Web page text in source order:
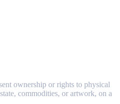
ownership or rights to physical
commodities, or artwork, on a